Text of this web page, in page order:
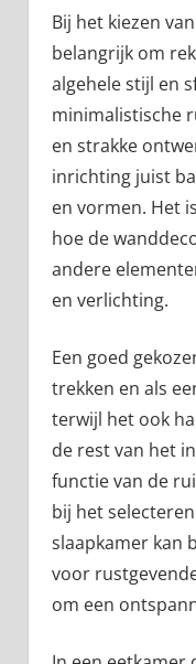
Bij het kiezen
belangrijk om
algehele stijl en
minimalistische
en strakke
inrichting juist
en vormen. Het
hoe de
andere
en verlichting.
Een goed
trekken en als
terwijl het ook
de rest van het
functie van de
bij het
slaapkamer kan
voor
om een